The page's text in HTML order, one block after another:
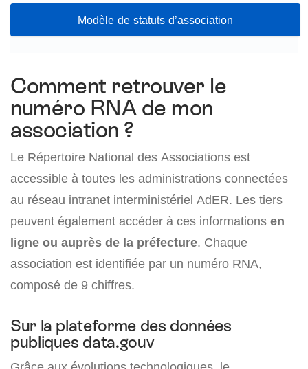
Modèle de statuts d’association
Comment retrouver le
numéro RNA de mon
association ?
Le Répertoire National des Associations est
accessible à toutes les administrations connectées
au réseau intranet interministériel AdER. Les tiers
peuvent également accéder à ces informations en
ligne ou auprès de la préfecture. Chaque
association est identifiée par un numéro RNA,
composé de 9 chiffres.
Sur la plateforme des données
publiques data.gouv